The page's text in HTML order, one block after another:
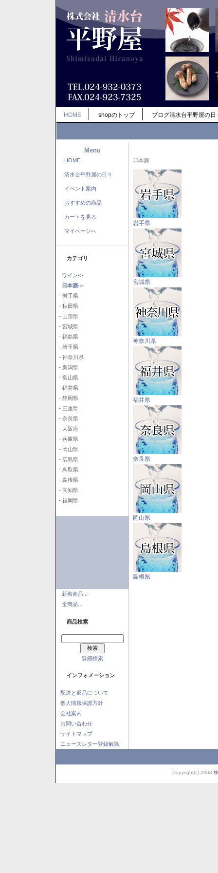
HOME shopのトップ ブログ清水台平野屋の日
Menu
HOME
清水台平野屋の日々
イベント案内
おすすめの商品
カートを見る
マイページへ
カテゴリ
ワイン->
日本酒->
- 岩手県
- 秋田県
- 山形県
- 宮城県
- 福島県
- 埼玉県
- 神奈川県
- 新潟県
- 富山県
- 福井県
- 静岡県
- 三重県
- 奈良県
- 大阪府
- 兵庫県
- 岡山県
- 広島県
- 鳥取県
- 島根県
- 高知県
- 福岡県
新着商品...
全商品...
商品検索
詳細検索
インフォメーション
配送と返品について
個人情報保護方針
会社案内
お問い合わせ
サイトマップ
ニュースレター登録解除
日本酒
岩手県
宮城県
神奈川県
福井県
奈良県
岡山県
島根県
Copyright(c) 2008